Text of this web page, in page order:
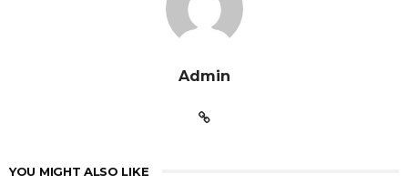
Admin
YOU MIGHT ALSO LIKE